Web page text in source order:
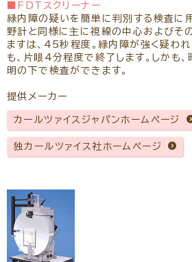
■FDTスクリーナー
緑内障の疑いを簡単に判別する検査に
野計と同様に主に視線の中心およびそ
ますは、45秒程度。緑内障が強く疑わ
も、片眼4分程度で終了します。しかも
明の下で検査ができます。
提供メーカー
カールツァイスジャパンホームページ
独カールツァイス社ホームページ